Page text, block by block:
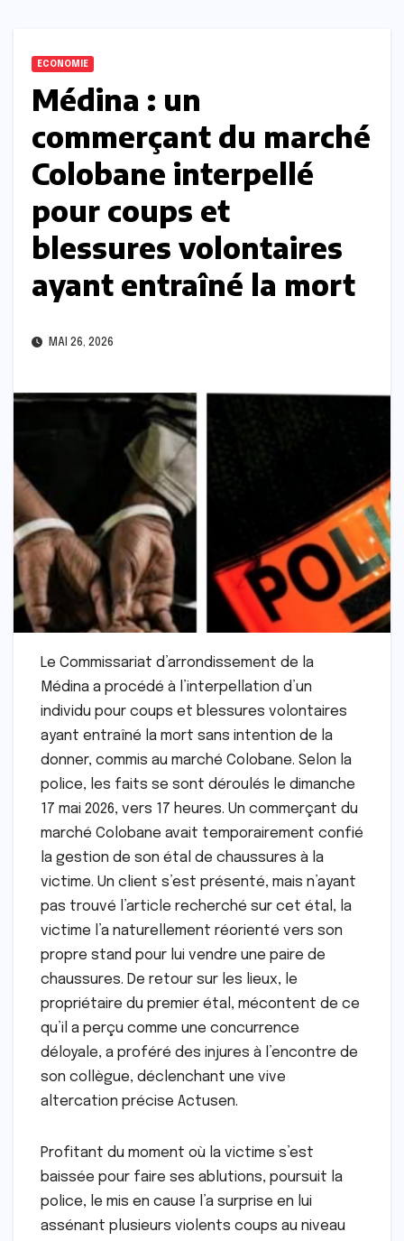
ECONOMIE
Médina : un
commerçant du marché
Colobane interpellé
pour coups et
blessures volontaires
ayant entraîné la mort
MAI 26, 2026
Le Commissariat d’arrondissement de la
Médina a procédé à l’interpellation d’un
individu pour coups et blessures volontaires
ayant entraîné la mort sans intention de la
donner, commis au marché Colobane. Selon la
police, les faits se sont déroulés le dimanche
17 mai 2026, vers 17 heures. Un commerçant du
marché Colobane avait temporairement confié
la gestion de son étal de chaussures à la
victime. Un client s’est présenté, mais n’ayant
pas trouvé l’article recherché sur cet étal, la
victime l’a naturellement réorienté vers son
propre stand pour lui vendre une paire de
chaussures. De retour sur les lieux, le
propriétaire du premier étal, mécontent de ce
qu’il a perçu comme une concurrence
déloyale, a proféré des injures à l’encontre de
son collègue, déclenchant une vive
altercation précise Actusen.
Profitant du moment où la victime s’est
baissée pour faire ses ablutions, poursuit la
police, le mis en cause l’a surprise en lui
assénant plusieurs violents coups au niveau